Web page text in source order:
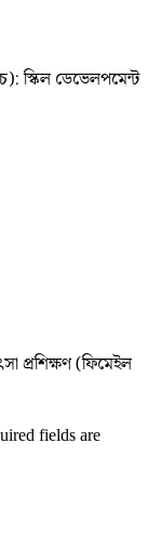
স্কিল ডেভেলপমেন্ট
প্রশিক্ষণ (ফিমেইল
fields are